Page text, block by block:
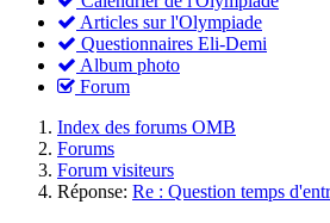
Articles sur l'Olympiade
Questionnaires Eli-Demi
Album photo
Forum
Index des forums OMB
Forums
Forum visiteurs
Réponse: Re : Question temps